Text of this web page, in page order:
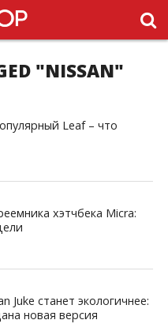
"NISSAN"
Leaf – что
хэтчбека Micra:
Juke станет экологичнее:
новая версия